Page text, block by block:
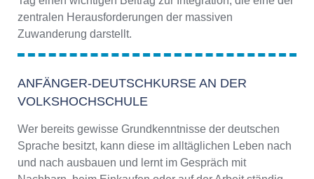
zentralen Herausforderungen der massiven
Zuwanderung darstellt.
ANFÄNGER-DEUTSCHKURSE AN DER
VOLKSHOCHSCHULE
Wer bereits gewisse Grundkenntnisse der deutschen
Sprache besitzt, kann diese im alltäglichen Leben nach
und nach ausbauen und lernt im Gespräch mit